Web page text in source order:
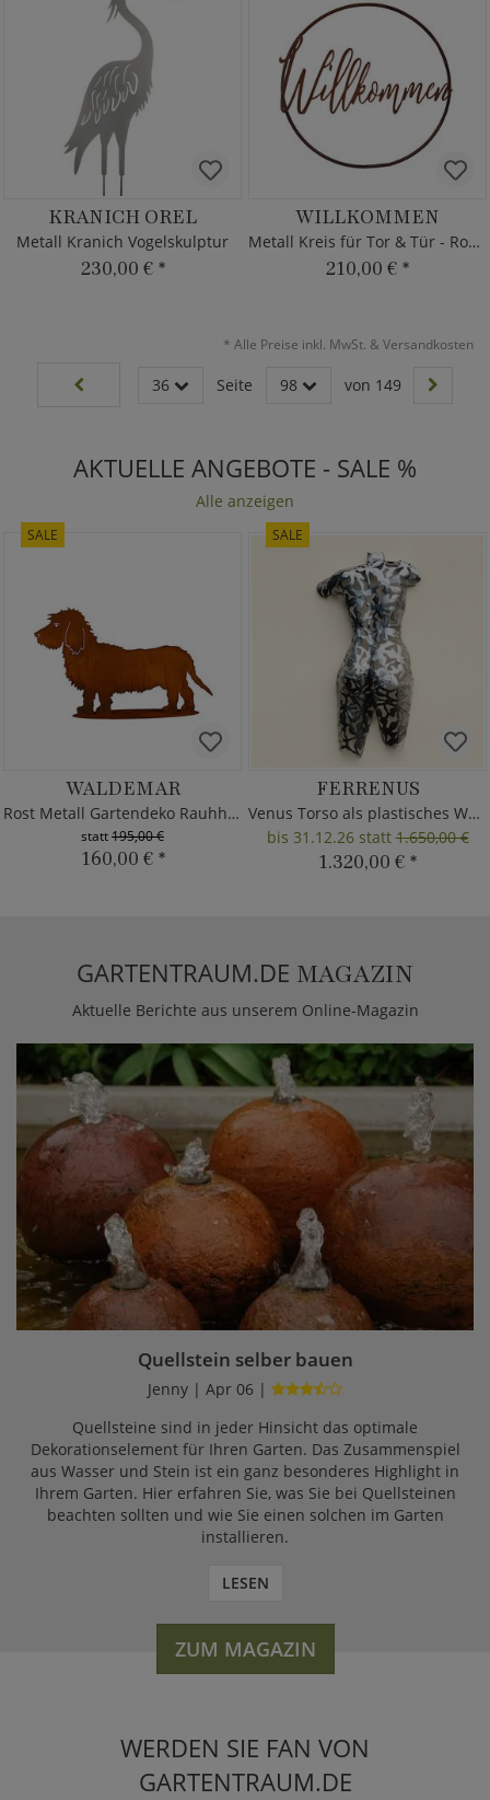
KRANICH OREL
Metall Kranich Vogelskulptur
230,00 € *
WILLKOMMEN
Metall Kreis für Tor & Tür - Rost Optik
210,00 € *
* Alle Preise inkl. MwSt. & Versandkosten
36 Seite 98 von 149
AKTUELLE ANGEBOTE - SALE %
Alle anzeigen
SALE
WALDEMAR
Rost Metall Gartendeko Rauhhaardackel
statt195,00 €
160,00 € *
SALE
FERRENUS
Venus Torso als plastisches Wandrelief
bis 31.12.26 statt1.650,00 €
1.320,00 € *
GARTENTRAUM.DE MAGAZIN
Aktuelle Berichte aus unserem Online-Magazin
Quellstein selber bauen
Jenny | Apr 06 |
Quellsteine sind in jeder Hinsicht das optimale
Dekorationselement für Ihren Garten. Das Zusammenspiel
aus Wasser und Stein ist ein ganz besonderes Highlight in
Ihrem Garten. Hier erfahren Sie, was Sie bei Quellsteinen
beachten sollten und wie Sie einen solchen im Garten
installieren.
LESEN
ZUM MAGAZIN
WERDEN SIE FAN VON
GARTENTRAUM.DE